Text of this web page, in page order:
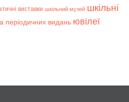
виставки шкільний музей шкільні
періодичних видань ювілеї